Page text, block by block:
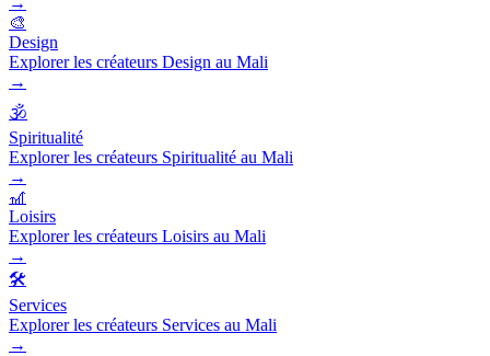
🎨
Design
Explorer les créateurs Design au Mali
→
🕉️
Spiritualité
Explorer les créateurs Spiritualité au Mali
→
🎢
Loisirs
Explorer les créateurs Loisirs au Mali
→
🛠️
Services
Explorer les créateurs Services au Mali
→